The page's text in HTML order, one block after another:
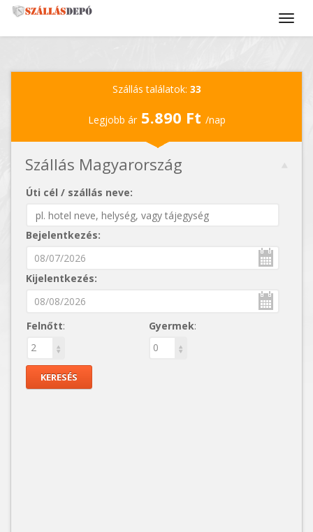
Szállás találatok: 33
Legjobb ár 5.890 Ft /nap
Szállás Magyarország
Úti cél / szállás neve:
Bejelentkezés:
Kijelentkezés:
Felnőtt: Gyermek: